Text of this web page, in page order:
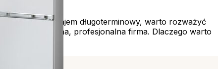
je na wynajem długoterminowy, warto rozważyć
się zewnętrzna, profesjonalna firma. Dlaczego warto